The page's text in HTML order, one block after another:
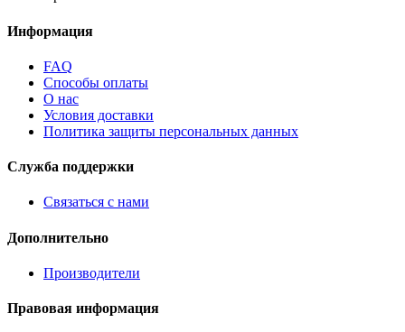
Информация
FAQ
Способы оплаты
О нас
Условия доставки
Политика защиты персональных данных
Служба поддержки
Связаться с нами
Дополнительно
Производители
Правовая информация